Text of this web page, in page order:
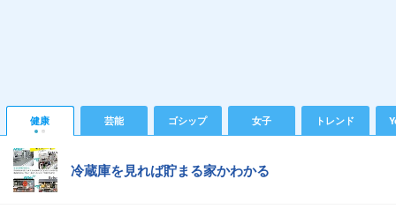
健康 芸能 ゴシップ 女子 トレンド
冷蔵庫を見れば貯まる家かわかる